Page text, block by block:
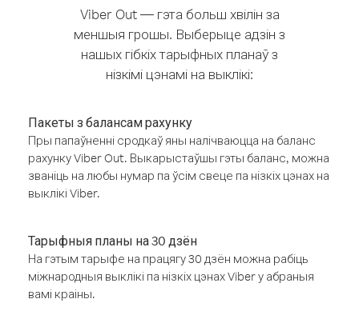
Viber Out — гэта больш хвілін за
меншыя грошы. Выберыце адзін з
нашых гібкіх тарыфных планаў з
нізкімі цэнамі на выклікі:
Пакеты з балансам рахунку
Пры папаўненні сродкаў яны налічваюцца на баланс
рахунку Viber Out. Выкарыстаўшы гэты баланс, можна
званіць на любы нумар па ўсім свеце па нізкіх цэнах на
выклікі Viber.
Тарыфныя планы на 30 дзён
На гэтым тарыфе на працягу 30 дзён можна рабіць
міжнародныя выклікі па нізкіх цэнах Viber у абраныя
вамі краіны.